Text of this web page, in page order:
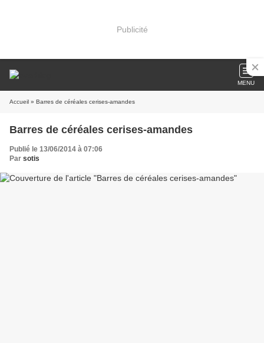
Publicité
MENU
Accueil » Barres de céréales cerises-amandes
Barres de céréales cerises-amandes
Publié le 13/06/2014 à 07:06
Par sotis